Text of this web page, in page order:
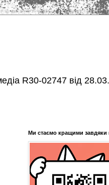
R30-02747 від
Ми стаємо кращими завдяки